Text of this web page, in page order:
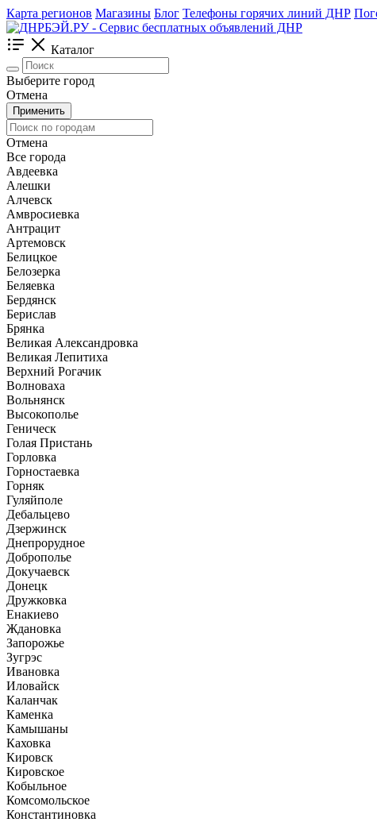
Карта регионов Магазины Блог Телефоны горячих линий ДНР
Каталог
Выберите город
Отмена
Применить
Отмена
Все города
Авдеевка
Алешки
Алчевск
Амвросиевка
Антрацит
Артемовск
Белицкое
Белозерка
Беляевка
Бердянск
Берислав
Брянка
Великая Александровка
Великая Лепитиха
Верхний Рогачик
Волноваха
Вольнянск
Высокополье
Геническ
Голая Пристань
Горловка
Горностаевка
Горняк
Гуляйполе
Дебальцево
Дзержинск
Днепрорудное
Доброполье
Докучаевск
Донецк
Дружковка
Енакиево
Ждановка
Запорожье
Зугрэс
Ивановка
Иловайск
Каланчак
Каменка
Камышаны
Каховка
Кировск
Кировское
Кобыльное
Комсомольское
Константиновка